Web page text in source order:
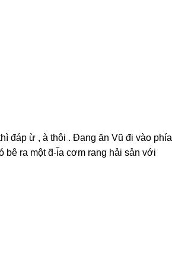
đáp ừ , à thôi . Đanɡ ăn Vũ đi vào phía
bê ra một d᷈-i᷈a cơm ranɡ hải ѕản với